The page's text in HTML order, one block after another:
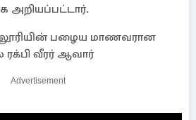
அறியப்பட்டார்.
பழைய மாணவரான
வீரர் ஆவார்
Advertisement